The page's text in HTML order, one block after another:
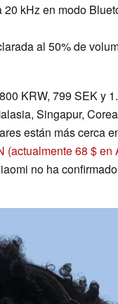
kHz en modo
al 50% de
KRW, 799 SEK y
Singapur,
están más cerca
(actualmente 68 $ en
no ha